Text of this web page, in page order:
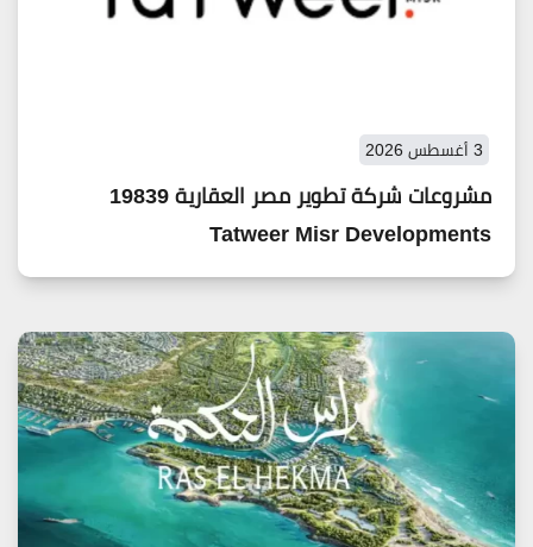
3 أغسطس 2026
مشروعات شركة تطوير مصر العقارية 19839
Tatweer Misr Developments